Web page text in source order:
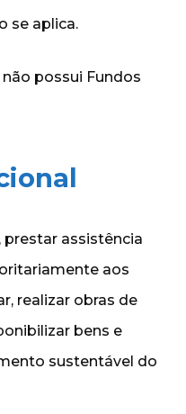
se aplica.
não possui Fundos
prestar assistência
aos
realizar obras de
bens e
sustentável do